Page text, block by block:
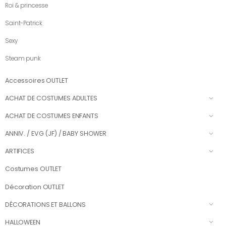
Roi & princesse
Saint-Patrick
Sexy
Steam punk
Accessoires OUTLET
ACHAT DE COSTUMES ADULTES
ACHAT DE COSTUMES ENFANTS
ANNIV. / EVG (JF) / BABY SHOWER
ARTIFICES
Costumes OUTLET
Décoration OUTLET
DÉCORATIONS ET BALLONS
HALLOWEEN